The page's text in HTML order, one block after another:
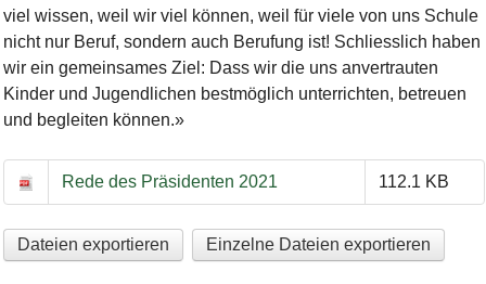
viel wissen, weil wir viel können, weil für viele von uns Schule
nicht nur Beruf, sondern auch Berufung ist! Schliesslich haben
wir ein gemeinsames Ziel: Dass wir die uns anvertrauten
Kinder und Jugendlichen bestmöglich unterrichten, betreuen
und begleiten können.»
Rede des Präsidenten 2021 112.1 KB
Dateien exportieren Einzelne Dateien exportieren